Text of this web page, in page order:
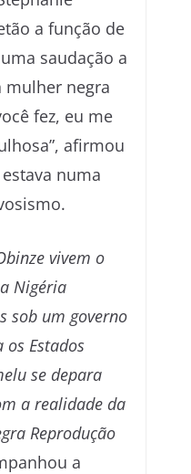
a função de
saudação a
mulher negra
fez, eu me
afirmou
numa
vivem o
Nigéria
sob um governo
Estados
se depara
a realidade da
Reprodução
a